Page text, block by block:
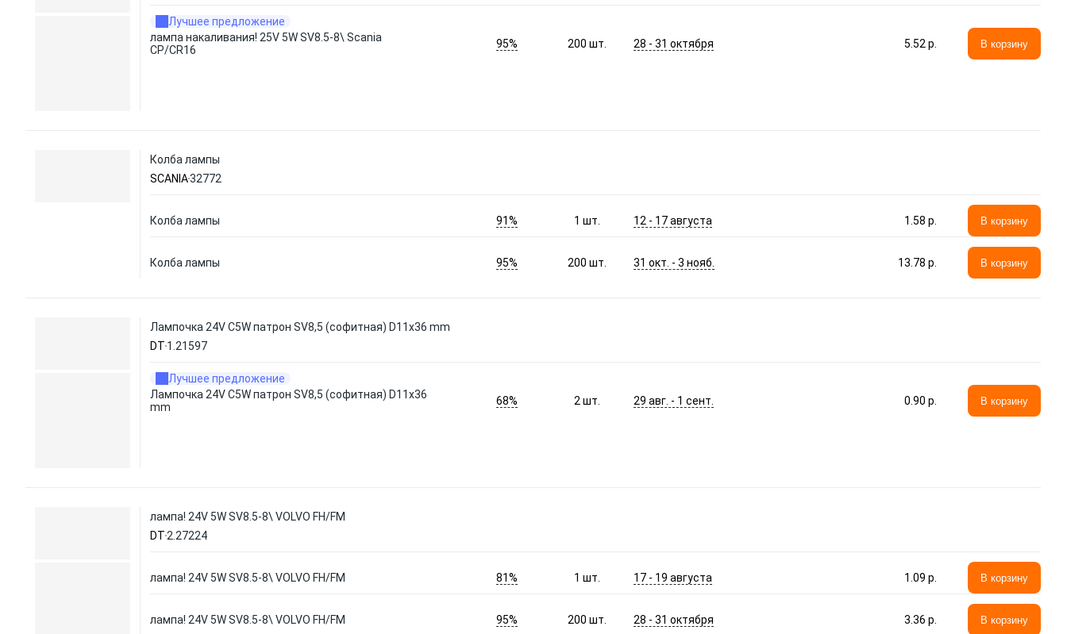
Лучшее предложение
лампа накаливания! 25V 5W SV8.5-8\ Scania
CP/CR16
95% 200шт. 28 - 31 октября 5.52 p. В корзину
Колба лампы
SCANIA32772
Колба лампы 91% 1шт. 12 - 17 августа 1.58 p. В корзину
Колба лампы 95% 200шт. 31 окт. - 3 нояб. 13.78 p. В корзину
Лампочка 24V C5W патрон SV8,5 (софитная) D11x36 mm
DT 1.21597
Лучшее предложение
Лампочка 24V C5W патрон SV8,5 (софитная) D11x36
mm
68% 2шт. 29 авг. - 1 сент. 0.90 p. В корзину
лампа! 24V 5W SV8.5-8\ VOLVO FH/FM
DT 2.27224
лампа! 24V 5W SV8.5-8\ VOLVO FH/FM 81% 1шт. 17 - 19 августа 1.09 p. В корзину
лампа! 24V 5W SV8.5-8\ VOLVO FH/FM 95% 200шт. 28 - 31 октября 3.36 p. В корзину